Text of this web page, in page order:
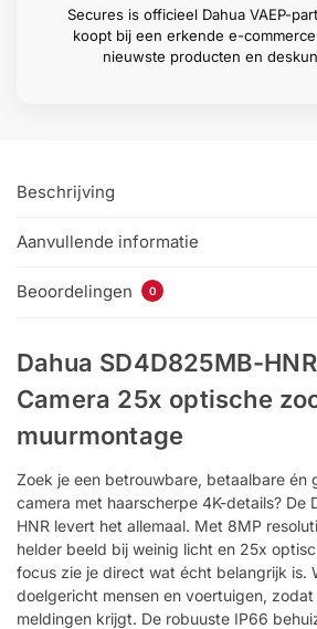
Secures is officieel Dahua VAEP-
koopt bij een erkende e-
nieuwste producten en
Beschrijving
Aanvullende informatie
Beoordelingen 0
Dahua SD4D825MB-
Camera 25x optische
muurmontage
Zoek je een betrouwbare, betaalbare én
camera met haarscherpe 4K-details? De
HNR levert het allemaal. Met 8MP
helder beeld bij weinig licht en 25x
focus zie je direct wat écht belangrijk is.
doelgericht mensen en voertuigen,
meldingen krijgt. De robuuste IP66